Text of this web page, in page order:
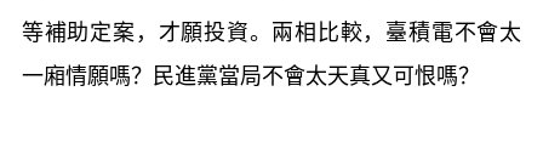
等補助定案，才願投資。兩相比較，臺積電不會太
一廂情願嗎？民進黨當局不會太天真又可恨嗎？